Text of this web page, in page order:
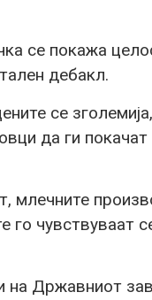
се покажа
дебакл.
се
да ги
млечните
го чувствуваат
на Државниот